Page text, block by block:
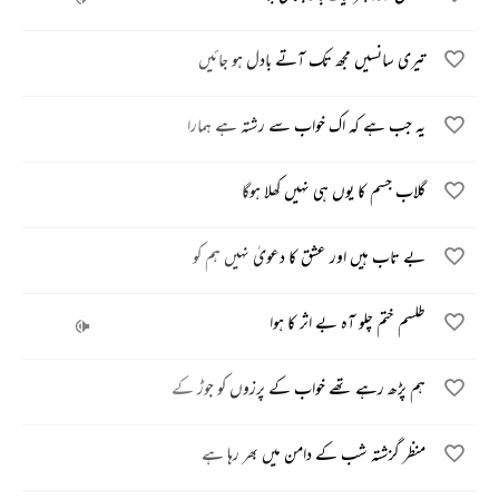
تیری سانسیں مجھ تک آتے بادل ہو جائیں
یہ جب ہے کہ اک خواب سے رشتہ ہے ہمارا
گلاب جسم کا یوں ہی نہیں کھلا ہوگا
بے تاب ہیں اور عشق کا دعویٰ نہیں ہم کو
طلسم ختم چلو آہ بے اثر کا ہوا
ہم پڑھ رہے تھے خواب کے پرزوں کو جوڑ کے
منظر گزشتہ شب کے دامن میں بھر رہا ہے